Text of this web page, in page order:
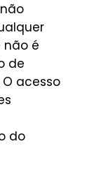
não é
de
acesso
do